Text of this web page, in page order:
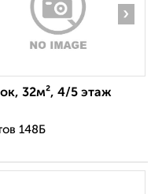
›
32м², 4/5 этаж
148Б